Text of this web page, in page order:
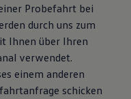
Probefahrt bei
durch uns zum
Ihnen über Ihren
verwendet.
einem anderen
schicken